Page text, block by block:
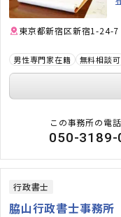
東京都新宿区新宿1-24-
男性専門家在籍 無料相談可
この事務所の電
050-3189-
行政書士
脇山行政書士事務所